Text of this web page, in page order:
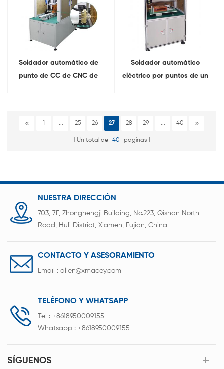
Soldador automático de
punto de CC de CNC de
Soldador automático
eléctrico por puntos de un
1 ... 25 26 27 28 29 ... 40
Un total de 40 paginas
NUESTRA DIRECCIÓN
703, 7F, Zhonghengji Building, No.223, Qishan North
Road, Huli District, Xiamen, Fujian, China
CONTACTO Y ASESORAMIENTO
Email : allen@xmacey.com
TELÉFONO Y WHATSAPP
Tel : +8618950009155
Whatsapp : +8618950009155
SÍGUENOS